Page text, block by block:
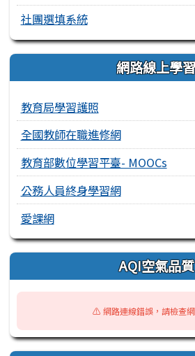
社團選填系統
網路線上學習
教育局學習護照
全國教師在職進修網
教育部數位學習平臺- MOOCs
公務人員終身學習網
愛課網
AQI空氣品質
⚠️ 網路連線錯誤，請檢查